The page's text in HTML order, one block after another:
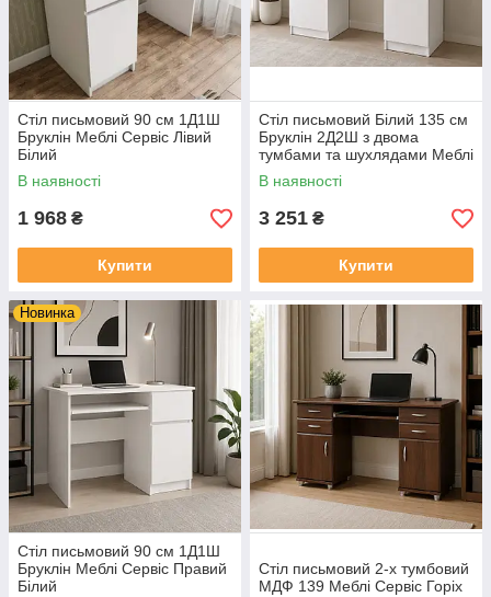
Стіл письмовий 90 см 1Д1Ш
Бруклін Меблі Сервіс Лівий
Білий
В наявності
1 968 ₴
Купити
Стіл письмовий Білий 135 см
Бруклін 2Д2Ш з двома
тумбами та шухлядами Меблі
Сервіс
В наявності
3 251 ₴
Купити
Новинка
Стіл письмовий 90 см 1Д1Ш
Бруклін Меблі Сервіс Правий
Білий
Стіл письмовий 2-х тумбовий
МДФ 139 Меблі Сервіс Горіх